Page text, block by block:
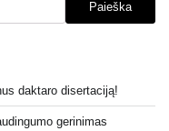
Paieška
daktaro disertaciją!
gerinimas